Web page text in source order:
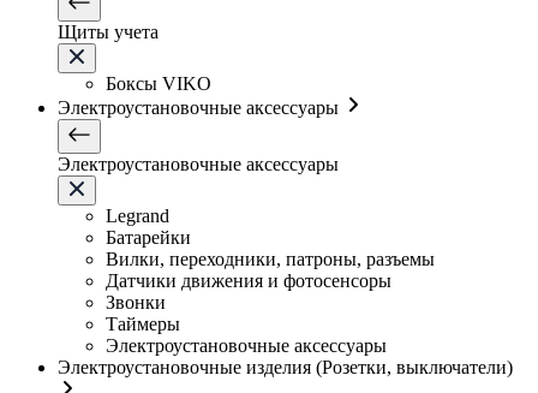
Щиты учета
Боксы VIKO
Электроустановочные аксессуары
Электроустановочные аксессуары
Legrand
Батарейки
Вилки, переходники, патроны, разъемы
Датчики движения и фотосенсоры
Звонки
Таймеры
Электроустановочные аксессуары
Электроустановочные изделия (Розетки, выключатели)